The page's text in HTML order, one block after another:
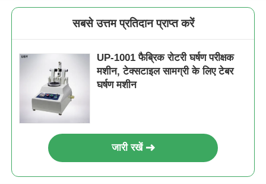
सबसे उत्तम प्रतिदान प्राप्त करें
UP-1001 फैब्रिक रोटरी घर्षण परीक्षक
मशीन, टेक्सटाइल सामग्री के लिए टेबर
घर्षण मशीन
जारी रखें